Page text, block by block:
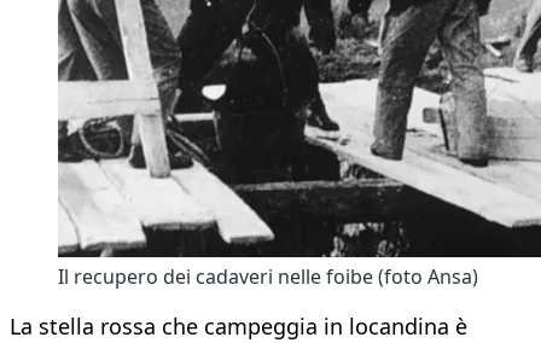
Il recupero dei cadaveri nelle foibe (foto Ansa)
La stella rossa che campeggia in locandina è